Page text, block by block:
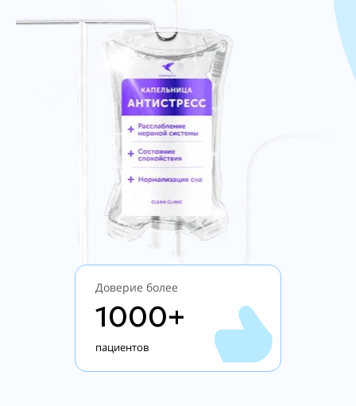
Доверие более
1000+
пациентов